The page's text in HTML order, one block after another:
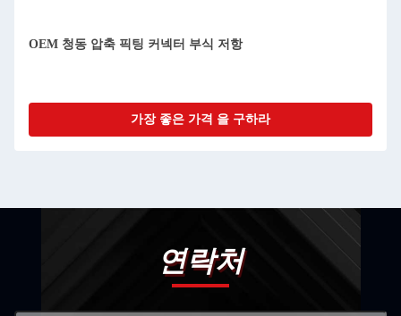
OEM 청동 압축 픽팅 커넥터 부식 저항
가장 좋은 가격 을 구하라
연락처